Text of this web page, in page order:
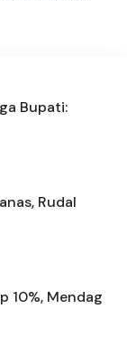
Bupati:
Rudal
10%, Mendag